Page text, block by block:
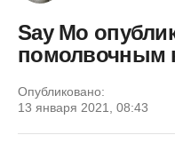
Say Mo
помолвочным
Опубликовано:
13 января 2021, 08:43